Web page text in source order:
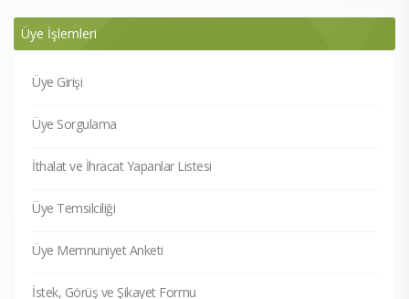
Üye İşlemleri
Üye Girişi
Üye Sorgulama
İthalat ve İhracat Yapanlar Listesi
Üye Temsilciliği
Üye Memnuniyet Anketi
İstek, Görüş ve Şikayet Formu